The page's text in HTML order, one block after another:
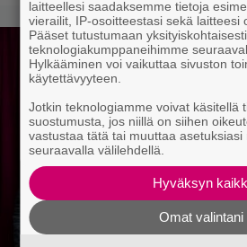
laitteellesi saadaksemme tietoja
vierailit, IP-osoitteestasi sekä laitteesi
Pääset tutustumaan
teknologiakumppaneihimme
Hylkääminen voi vaikuttaa sivuston
käytettävyyteen.
Jotkin teknologiamme voivat käsitellä
suostumusta, jos niillä on siihen
vastustaa tätä tai muuttaa asetuksiasi
seuraavalla välilehdellä.
Hyväksyn
Omat valintani